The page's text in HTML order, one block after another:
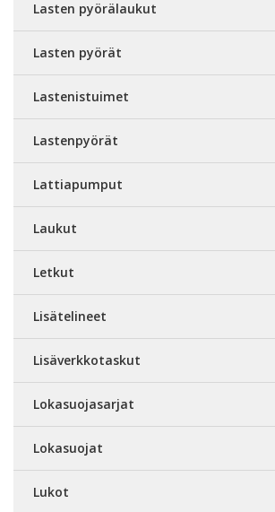
Lasten pyörälaukut
Lasten pyörät
Lastenistuimet
Lastenpyörät
Lattiapumput
Laukut
Letkut
Lisätelineet
Lisäverkkotaskut
Lokasuojasarjat
Lokasuojat
Lukot